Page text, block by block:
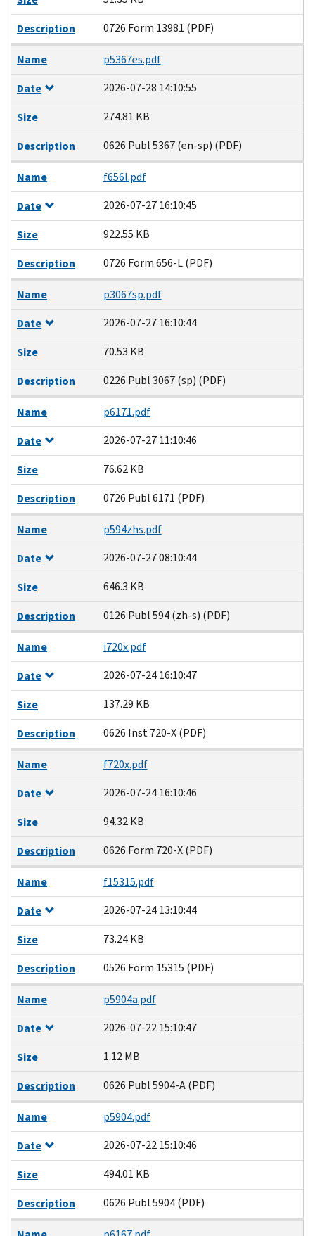
Description
0726 Form 13981 (PDF)
Name
p5367es.pdf
Date
2026-07-28 14:10:55
Size
274.81 KB
Description
0626 Publ 5367 (en-sp) (PDF)
Name
f656l.pdf
Date
2026-07-27 16:10:45
Size
922.55 KB
Description
0726 Form 656-L (PDF)
Name
p3067sp.pdf
Date
2026-07-27 16:10:44
Size
70.53 KB
Description
0226 Publ 3067 (sp) (PDF)
Name
p6171.pdf
Date
2026-07-27 11:10:46
Size
76.62 KB
Description
0726 Publ 6171 (PDF)
Name
p594zhs.pdf
Date
2026-07-27 08:10:44
Size
646.3 KB
Description
0126 Publ 594 (zh-s) (PDF)
Name
i720x.pdf
Date
2026-07-24 16:10:47
Size
137.29 KB
Description
0626 Inst 720-X (PDF)
Name
f720x.pdf
Date
2026-07-24 16:10:46
Size
94.32 KB
Description
0626 Form 720-X (PDF)
Name
f15315.pdf
Date
2026-07-24 13:10:44
Size
73.24 KB
Description
0526 Form 15315 (PDF)
Name
p5904a.pdf
Date
2026-07-22 15:10:47
Size
1.12 MB
Description
0626 Publ 5904-A (PDF)
Name
p5904.pdf
Date
2026-07-22 15:10:46
Size
494.01 KB
Description
0626 Publ 5904 (PDF)